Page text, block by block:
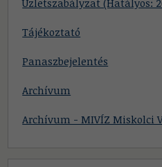
Üzletszabályzat (Hatályos:
Tájékoztató
Panaszbejelentés
Archívum
Archívum - MIVÍZ Miskolci